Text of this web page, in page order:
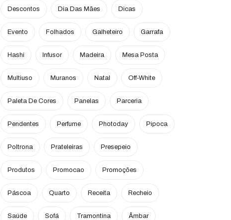
Descontos Dia Das Mães Dicas
Evento Folhados Galheteiro Garrafa
Hashi Infusor Madeira Mesa Posta
Multiuso Muranos Natal Off-White
Paleta De Cores Panelas Parceria
Pendentes Perfume Photoday Pipoca
Poltrona Prateleiras Presepeio
Produtos Promocao Promoções
Páscoa Quarto Receita Recheio
Saúde Sofá Tramontina Âmbar